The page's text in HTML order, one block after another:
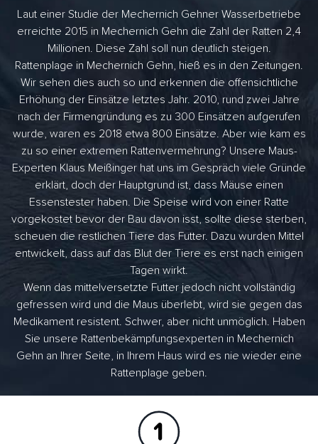
Laut einer Studie der Mechernich Gehner Wasserbetriebe
erreichte 2015 in Mechernich Gehn die Zahl der Ratten 2,4
Millionen. Diese Zahl soll nun deutlich steigen.
Rattenplage in Mechernich Gehn, hieß es in den Zeitungen.
Wir sehen dies auch so und erkennen die offensichtliche
Erhöhung der Einsätze letztes Jahr. 2010, rund zwei Jahre
nach der Firmengründung es zu 300 Einsätzen aufgerufen
wurde, waren es 2018 etwa 800 Einsätze. Aber wie kam es
zu so einer extremen Rattenvermehrung? Unsere Maus-
Experten Klaus Meißinger hat uns im Gespräch viele Gründe
erklärt, doch der Hauptgrund ist, dass Mäuse einen
Essenstester haben. Die Speise wird von einer Ratte
vorgekostet bevor der Bau davon isst, sollte diese sterben,
scheuen die restlichen Tiere das Futter. Dazu wurden Mittel
entwickelt, dass auf das Blut der Tiere es erst nach einigen
Tagen wirkt.
Wenn das mittelversetzte Futter jedoch nicht vollständig
gefressen wird und die Maus überlebt, wird sie gegen das
Medikament resistent. Schwer, aber nicht unmöglich. Haben
Sie unsere Rattenbekämpfungsexperten in Mechernich
Gehn an Ihrer Seite, in Ihrem Haus wird es nie wieder eine
Rattenplage geben.